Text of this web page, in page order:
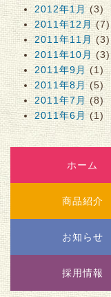
2012年1月(3)
2011年12月(7)
2011年11月 (3)
2011年10月 (3)
2011年9月 (1)
2011年8月(5)
2011年7月(8)
2011年6月(1)
ホーム
商品紹介
お知らせ
採用情報